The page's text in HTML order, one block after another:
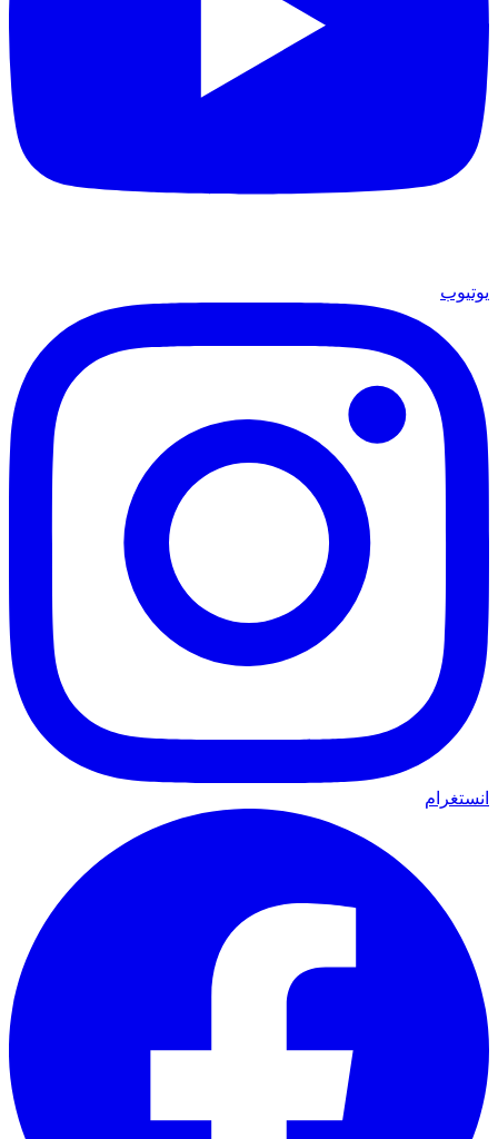
يوتيوب
انستغرام